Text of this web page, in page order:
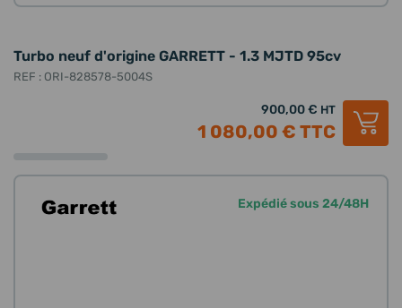
Turbo neuf d'origine GARRETT - 1.3 MJTD 95cv
REF : ORI-828578-5004S
900,00 € HT
1 080,00 € TTC
Expédié sous 24/48H